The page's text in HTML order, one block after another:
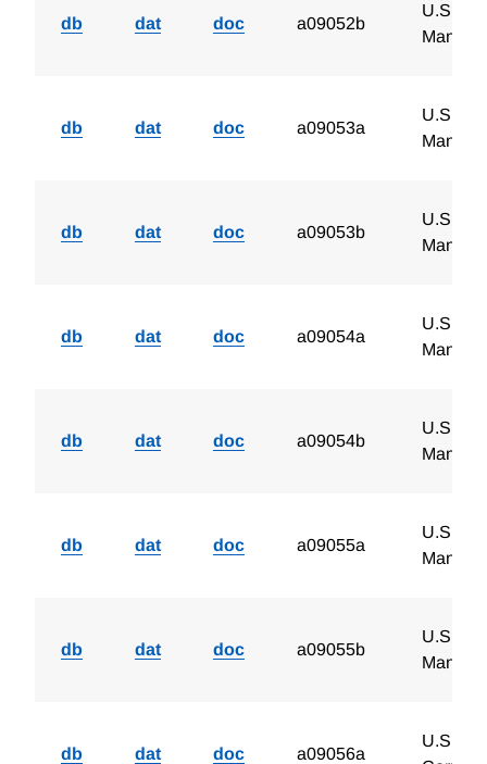
db dat doc a09052b
U.S.
db dat doc a09053a
U.S.
db dat doc a09053b
U.S.
db dat doc a09054a
U.S.
db dat doc a09054b
U.S.
db dat doc a09055a
U.S.
db dat doc a09055b
U.S.
db dat doc a09056a
U.S.